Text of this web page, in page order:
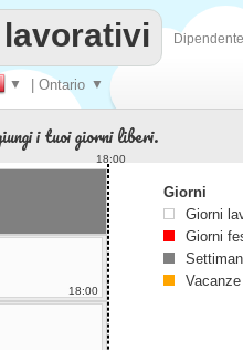
▼ | Ontario ▼
i tuoi giorni liberi.
18:00
18:00
Giorni
Giorni
Giorni
Vacanze